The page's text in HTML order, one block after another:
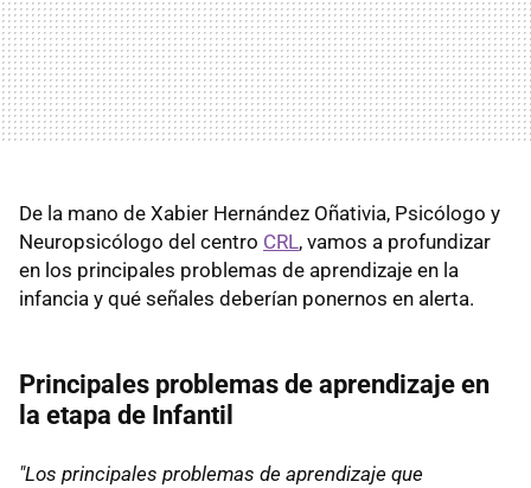
De la mano de Xabier Hernández Oñativia, Psicólogo y
Neuropsicólogo del centro CRL, vamos a profundizar
en los principales problemas de aprendizaje en la
infancia y qué señales deberían ponernos en alerta.
Principales problemas de aprendizaje en
la etapa de Infantil
"Los principales problemas de aprendizaje que